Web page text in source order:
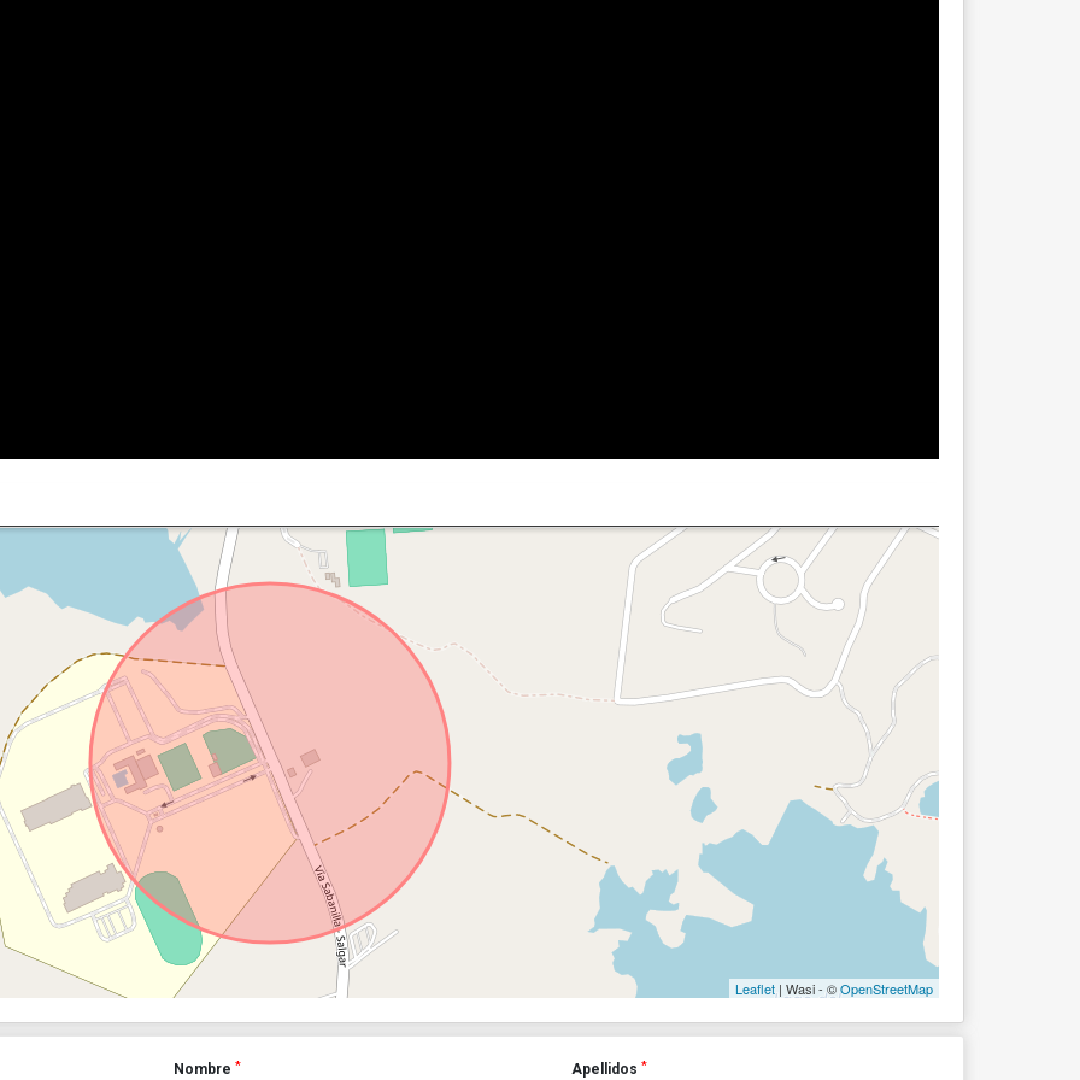
Leaflet| Wasi - ©OpenStreetMap
Nombre* Apellidos *